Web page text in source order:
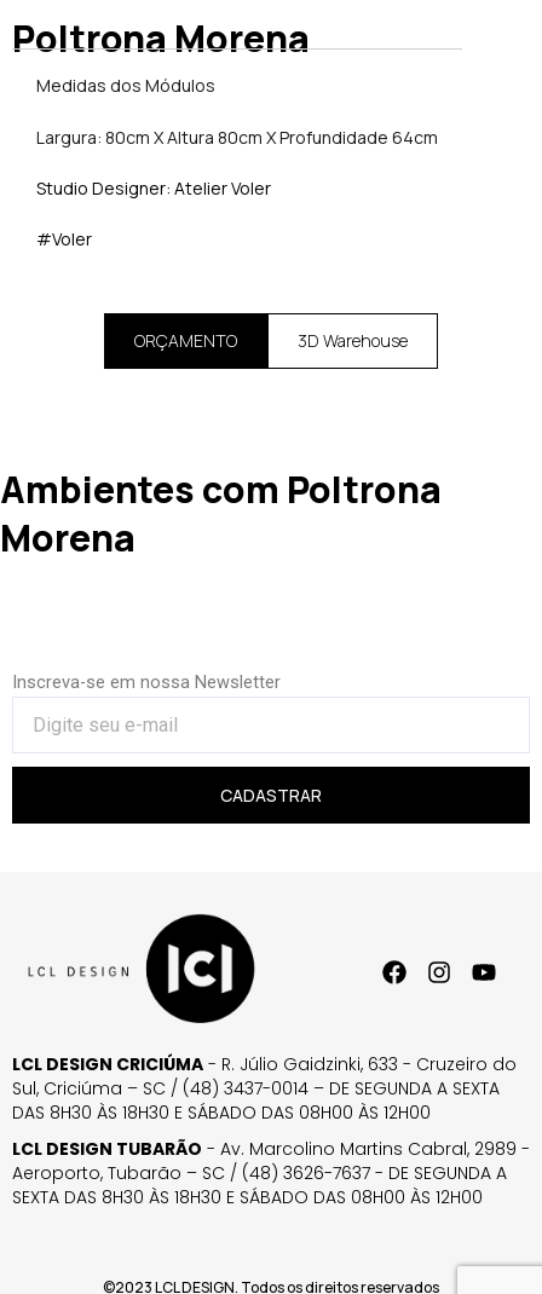
Poltrona Morena
Medidas dos Módulos
Largura: 80cm X Altura 80cm X Profundidade 64cm
Studio Designer: Atelier Voler
#Voler
ORÇAMENTO 3D Warehouse
Ambientes com Poltrona
Morena
Inscreva-se em nossa Newsletter
CADASTRAR
LCL DESIGN CRICIÚMA - R. Júlio Gaidzinki, 633 - Cruzeiro do
Sul, Criciúma – SC / (48) 3437-0014 – DE SEGUNDA A SEXTA
DAS 8H30 ÀS 18H30 E SÁBADO DAS 08H00 ÀS 12H00
LCL DESIGN TUBARÃO - Av. Marcolino Martins Cabral, 2989 -
Aeroporto, Tubarão – SC / (48) 3626-7637 - DE SEGUNDA A
SEXTA DAS 8H30 ÀS 18H30 E SÁBADO DAS 08H00 ÀS 12H00
©2023 LCL DESIGN. Todos os direitos reservados